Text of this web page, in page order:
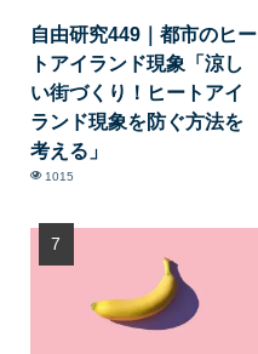
自由研究449｜都市のヒー
トアイランド現象「涼し
い街づくり！ヒートアイ
ランド現象を防ぐ方法を
考える」
1015